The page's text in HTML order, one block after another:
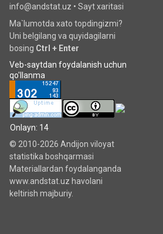
info@andstat.uz • Sayt xaritasi
Ma`lumotda xato topdingizmi?
Uni belgilang va quyidagilarni
bosing Ctrl + Enter
Veb-saytdan foydalanish uchun
qo'llanma
Onlayn: 14
© 2010-2026 Andijon viloyat
statistika boshqarmasi
Materiallardan foydalanganda
www.andstat.uz havolani
keltirish majburiy.